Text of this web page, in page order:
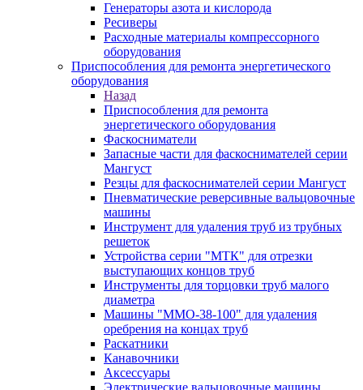
Генераторы азота и кислорода
Ресиверы
Расходные материалы компрессорного
оборудования
Приспособления для ремонта энергетического
оборудования
Назад
Приспособления для ремонта
энергетического оборудования
Фаскосниматели
Запасные части для фаскоснимателей серии
Мангуст
Резцы для фаскоснимателей серии Мангуст
Пневматические реверсивные вальцовочные
машины
Инструмент для удаления труб из трубных
решеток
Устройства серии "МТК" для отрезки
выступающих концов труб
Инструменты для торцовки труб малого
диаметра
Машины "ММО-38-100" для удаления
оребрения на концах труб
Раскатники
Канавочники
Аксессуары
Электрические вальцовочные машины